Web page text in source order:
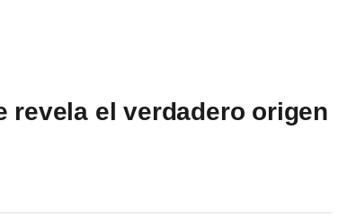
revela el verdadero origen